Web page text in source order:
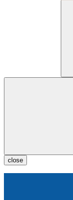
close